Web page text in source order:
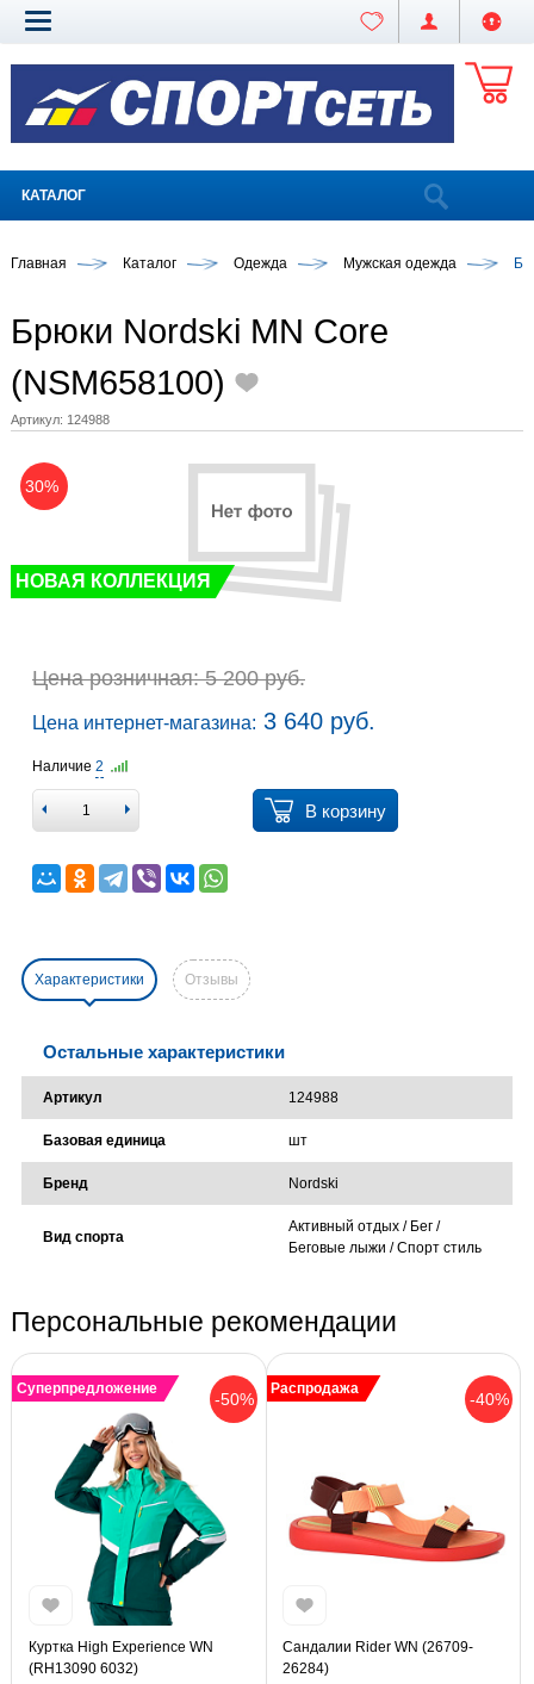
КАТАЛОГ
Главная Каталог Одежда Мужская одежда
Брюки Nordski MN Core
(NSM658100)
Артикул: 124988
30%
НОВАЯ КОЛЛЕКЦИЯ
Цена розничная: 5 200 руб.
Цена интернет-магазина: 3 640 руб.
Наличие 2
В корзину
Характеристики Отзывы
Остальные характеристики
Артикул 124988
Базовая единица шт
Бренд Nordski
Вид спорта
Активный отдых / Бег /
Беговые лыжи / Спорт стиль
Персональные рекомендации
-50%
Суперпредложение
Куртка High Experience WN
(RH13090 6032)
-40%
Распродажа
Сандалии Rider WN (26709-
26284)